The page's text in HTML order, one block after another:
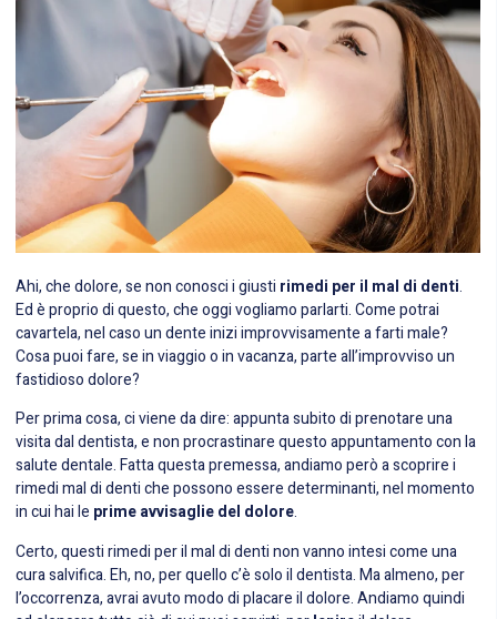
Ahi, che dolore, se non conosci i giusti rimedi per il mal di denti.
Ed è proprio di questo, che oggi vogliamo parlarti. Come potrai
cavartela, nel caso un dente inizi improvvisamente a farti male?
Cosa puoi fare, se in viaggio o in vacanza, parte all’improvviso un
fastidioso dolore?
Per prima cosa, ci viene da dire: appunta subito di prenotare una
visita dal dentista, e non procrastinare questo appuntamento con la
salute dentale. Fatta questa premessa, andiamo però a scoprire i
rimedi mal di denti che possono essere determinanti, nel momento
in cui hai le prime avvisaglie del dolore.
Certo, questi rimedi per il mal di denti non vanno intesi come una
cura salvifica. Eh, no, per quello c’è solo il dentista. Ma almeno, per
l’occorrenza, avrai avuto modo di placare il dolore. Andiamo quindi